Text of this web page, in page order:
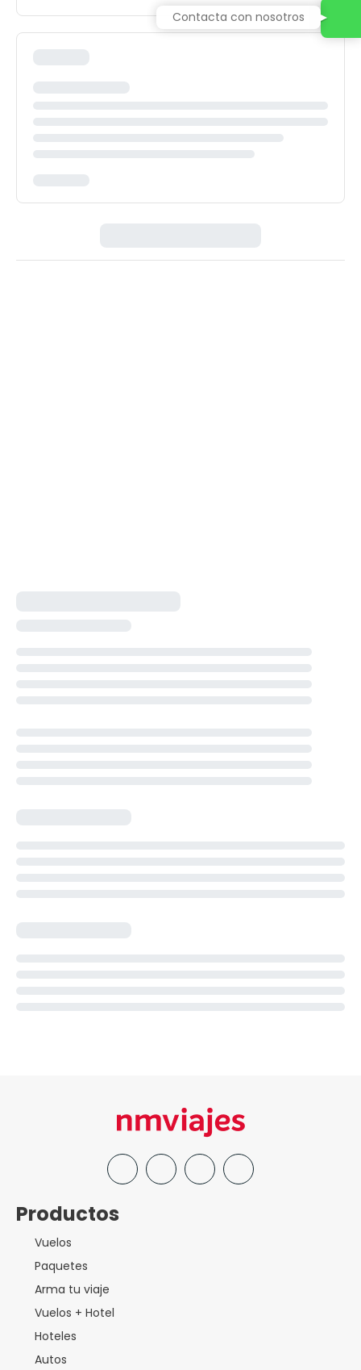
Productos
Vuelos
Paquetes
Arma tu viaje
Vuelos + Hotel
Hoteles
Autos
Contacta con nosotros